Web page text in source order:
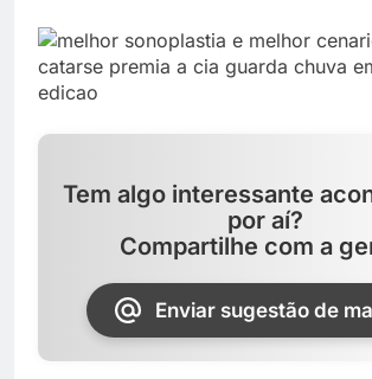
Tem algo interessante
por aí?
Compartilhe com a
Enviar sugestão de